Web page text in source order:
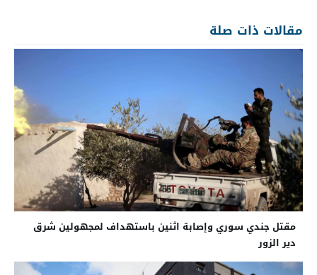
مقالات ذات صلة
مقتل جندي سوري وإصابة اثنين باستهداف لمجهولين شرق
دير الزور